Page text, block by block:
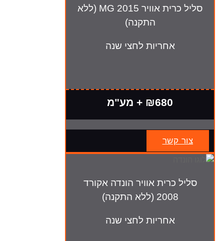
סליל כרית אוויר MG 2015 (ללא
התקנה)
אחריות לחצי שנה
₪680 + מע"מ
צור קשר
סליל כרית אוויר הונדה אקורד
2008 (ללא התקנה)
אחריות לחצי שנה